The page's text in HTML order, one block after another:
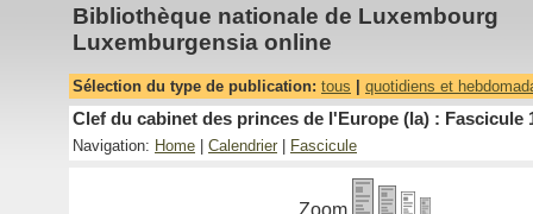
Bibliothèque nationale de Luxembourg
Luxemburgensia online
Sélection du type de publication: tous quotidiens et
Clef du cabinet des princes de l'Europe (la) : Fascicule
Navigation: Home Calendrier Fascicule
Zoom